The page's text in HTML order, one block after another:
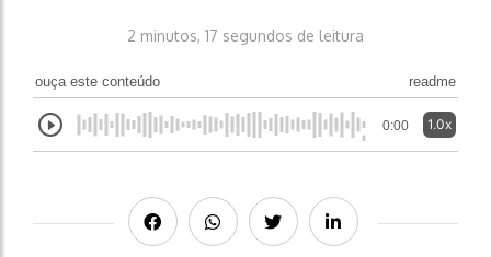
2 minutos, 17 segundos de leitura
ouça este conteúdo readme
0:00 1.0x